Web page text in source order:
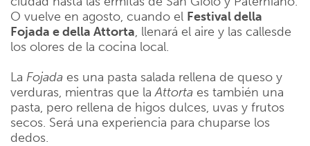
O vuelve en agosto, cuando el Festival della
Fojada e della Attorta, llenará el aire y las callesde
los olores de la cocina local.
La Fojada es una pasta salada rellena de queso y
verduras, mientras que laAttorta es también una
pasta, pero rellena de higos dulces, uvas y frutos
secos. Será una experiencia para chuparse los
dedos.